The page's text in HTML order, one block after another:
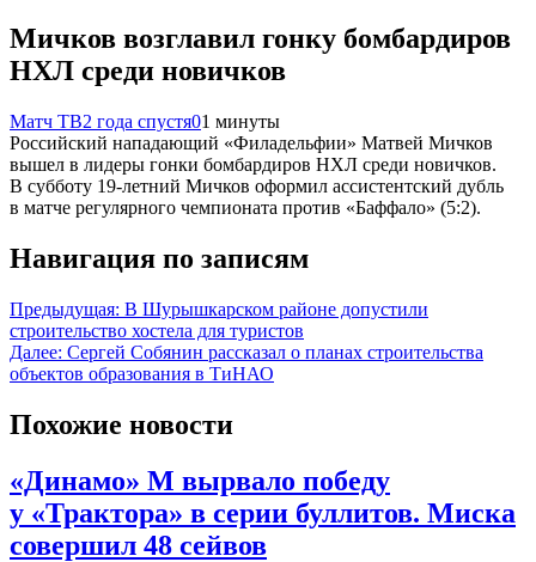
Мичков возглавил гонку бомбардиров
НХЛ среди новичков
Матч ТВ2 года спустя01 минуты
Российский нападающий «Филадельфии» Матвей Мичков
вышел в лидеры гонки бомбардиров НХЛ среди новичков.
В субботу 19‑летний Мичков оформил ассистентский дубль
в матче регулярного чемпионата против «Баффало» (5:2).
Навигация по записям
Предыдущая: В Шурышкарском районе допустили
строительство хостела для туристов
Далее: Сергей Собянин рассказал о планах строительства
объектов образования в ТиНАО
Похожие новости
«Динамо» М вырвало победу
у «Трактора» в серии буллитов. Миска
совершил 48 сейвов